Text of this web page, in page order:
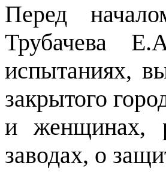
Перед
Трубачева
испытаниях,
закрытого
и женщинах,
заводах, о